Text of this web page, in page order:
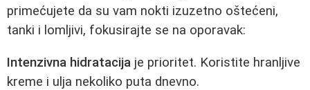
primećujete da su vam nokti izuzetno oštećeni,
tanki i lomljivi, fokusirajte se na oporavak:
Intenzivna hidratacija je prioritet. Koristite hranljive
kreme i ulja nekoliko puta dnevno.